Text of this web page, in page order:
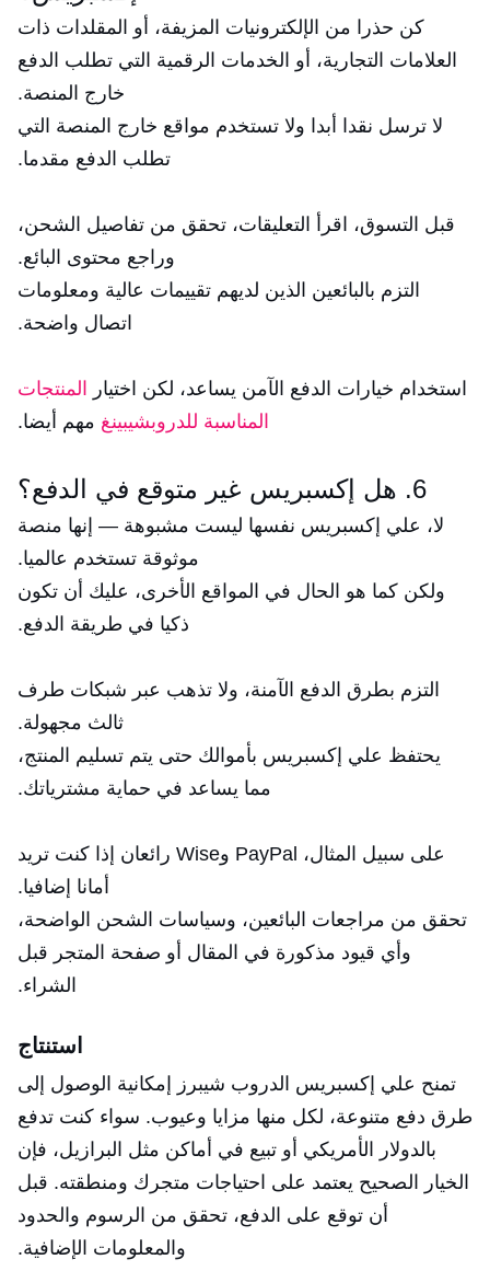
كن حذرا من الإلكترونيات المزيفة، أو المقلدات ذات
العلامات التجارية، أو الخدمات الرقمية التي تطلب الدفع
خارج المنصة.
لا ترسل نقدا أبدا ولا تستخدم مواقع خارج المنصة التي
تطلب الدفع مقدما.
قبل التسوق، اقرأ التعليقات، تحقق من تفاصيل الشحن،
وراجع محتوى البائع.
التزم بالبائعين الذين لديهم تقييمات عالية ومعلومات
اتصال واضحة.
استخدام خيارات الدفع الآمن يساعد، لكن اختيار المنتجات
المناسبة للدروبشيبينغ مهم أيضا.
6. هل إكسبريس غير متوقع في الدفع؟
لا، علي إكسبريس نفسها ليست مشبوهة — إنها منصة
موثوقة تستخدم عالميا.
ولكن كما هو الحال في المواقع الأخرى، عليك أن تكون
ذكيا في طريقة الدفع.
التزم بطرق الدفع الآمنة، ولا تذهب عبر شبكات طرف
ثالث مجهولة.
يحتفظ علي إكسبريس بأموالك حتى يتم تسليم المنتج،
مما يساعد في حماية مشترياتك.
على سبيل المثال، PayPal وWise رائعان إذا كنت تريد
أمانا إضافيا.
تحقق من مراجعات البائعين، وسياسات الشحن الواضحة،
وأي قيود مذكورة في المقال أو صفحة المتجر قبل
الشراء.
استنتاج
تمنح علي إكسبريس الدروب شيبرز إمكانية الوصول إلى
طرق دفع متنوعة، لكل منها مزايا وعيوب. سواء كنت تدفع
بالدولار الأمريكي أو تبيع في أماكن مثل البرازيل، فإن
الخيار الصحيح يعتمد على احتياجات متجرك ومنطقته. قبل
أن توقع على الدفع، تحقق من الرسوم والحدود
والمعلومات الإضافية.